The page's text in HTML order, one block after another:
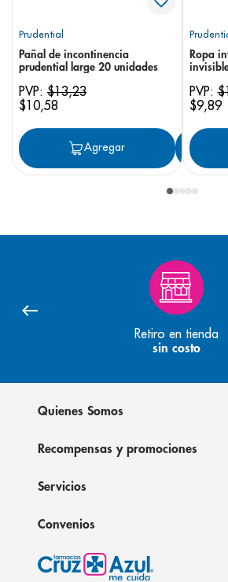
Prudential
Pañal de incontinencia
prudential large 20 unidades
PVP: $13,23
$10,58
Agregar
Ropa
PVP:$
$9,89
Retiro en tienda
sin costo
Quienes Somos
Recompensas y promociones
Servicios
Convenios